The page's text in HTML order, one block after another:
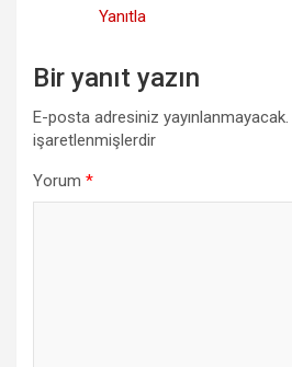
Yanıtla
Bir yanıt yazın
E-posta adresiniz yayınlanmayacak.
işaretlenmişlerdir
Yorum *